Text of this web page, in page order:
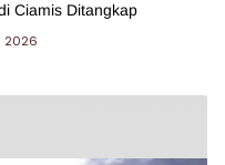
Ciamis Ditangkap
2026